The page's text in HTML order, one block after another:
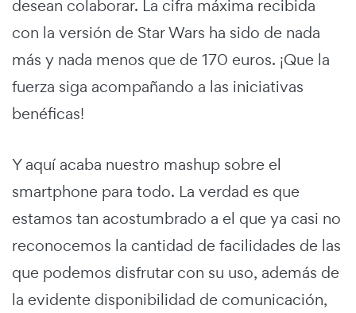
desean colaborar. La cifra máxima recibida
con la versión de Star Wars ha sido de nada
más y nada menos que de 170 euros. ¡Que la
fuerza siga acompañando a las iniciativas
benéficas!
Y aquí acaba nuestro mashup sobre el
smartphone para todo. La verdad es que
estamos tan acostumbrado a el que ya casi no
reconocemos la cantidad de facilidades de las
que podemos disfrutar con su uso, además de
la evidente disponibilidad de comunicación,